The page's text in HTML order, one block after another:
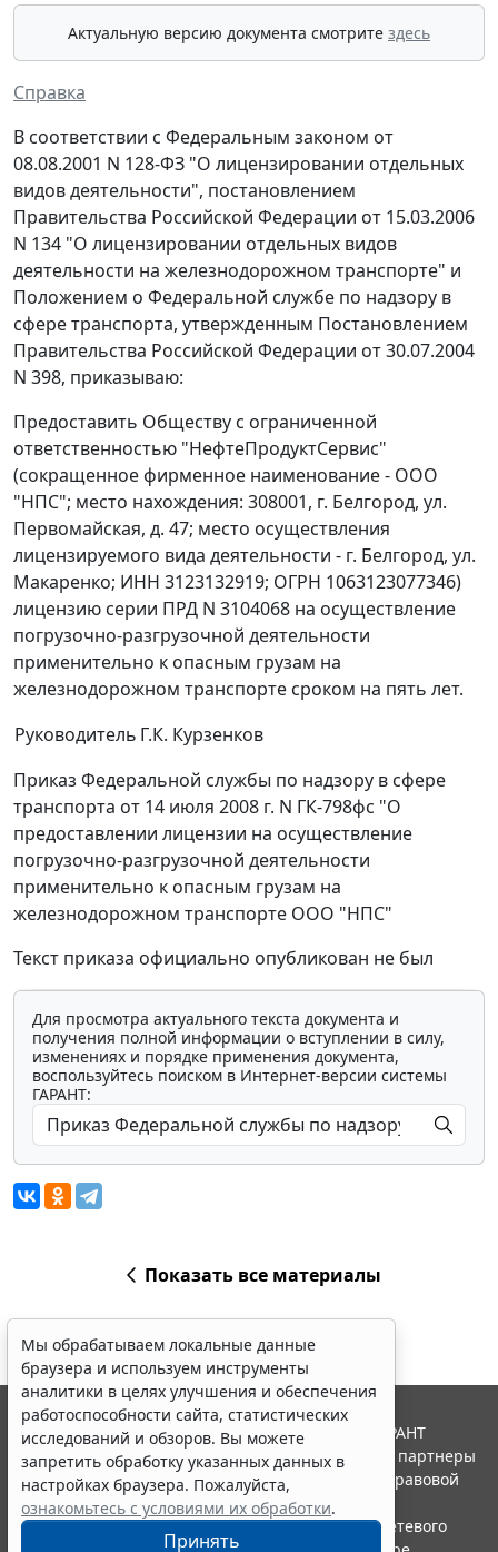
Актуальную версию документа смотрите здесь
Справка
В соответствии с Федеральным законом от
08.08.2001 N 128-ФЗ "О лицензировании отдельных
видов деятельности", постановлением
Правительства Российской Федерации от 15.03.2006
N 134 "О лицензировании отдельных видов
деятельности на железнодорожном транспорте" и
Положением о Федеральной службе по надзору в
сфере транспорта, утвержденным Постановлением
Правительства Российской Федерации от 30.07.2004
N 398, приказываю:
Предоставить Обществу с ограниченной
ответственностью "НефтеПродуктСервис"
(сокращенное фирменное наименование - ООО
"НПС"; место нахождения: 308001, г. Белгород, ул.
Первомайская, д. 47; место осуществления
лицензируемого вида деятельности - г. Белгород, ул.
Макаренко; ИНН 3123132919; ОГРН 1063123077346)
лицензию серии ПРД N 3104068 на осуществление
погрузочно-разгрузочной деятельности
применительно к опасным грузам на
железнодорожном транспорте сроком на пять лет.
Руководитель Г.К. Курзенков
Приказ Федеральной службы по надзору в сфере
транспорта от 14 июля 2008 г. N ГК-798фс "О
предоставлении лицензии на осуществление
погрузочно-разгрузочной деятельности
применительно к опасным грузам на
железнодорожном транспорте ООО "НПС"
Текст приказа официально опубликован не был
Для просмотра актуального текста документа и
получения полной информации о вступлении в силу,
изменениях и порядке применения документа,
воспользуйтесь поиском в Интернет-версии системы
ГАРАНТ:
Показать все материалы
Мы обрабатываем локальные данные
браузера и используем инструменты
аналитики в целях улучшения и обеспечения
работоспособности сайта, статистических
исследований и обзоров. Вы можете
запретить обработку указанных данных в
настройках браузера. Пожалуйста,
ознакомьтесь с условиями их обработки.
Принять
© ООО "НПП "ГАРАНТ-СЕРВИС", 2026. Система ГАРАНТ
выпускается с 1990 года. Компания "Гарант" и ее партнеры
являются участниками Российской ассоциации правовой
информации ГАРАНТ.
Портал ГАРАНТ.РУ зарегистрирован в качестве сетевого